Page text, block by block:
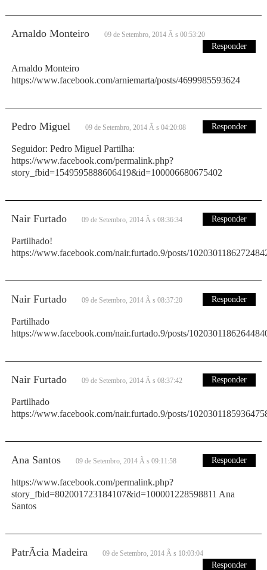
Arnaldo Monteiro 09 de Setembro, 2014 Ã s 00:53:20
Responder
Arnaldo Monteiro
https://www.facebook.com/arniemarta/posts/4699985593624
Pedro Miguel 09 de Setembro, 2014 Ã s 04:20:08 Responder
Seguidor: Pedro Miguel Partilha:
https://www.facebook.com/permalink.php?
story_fbid=1549595888606419&id=100006680675402
Nair Furtado 09 de Setembro, 2014 Ã s 08:36:34 Responder
Partilhado!
https://www.facebook.com/nair.furtado.9/posts/
Nair Furtado 09 de Setembro, 2014 Ã s 08:37:20 Responder
Partilhado
https://www.facebook.com/nair.furtado.9/posts/
Nair Furtado 09 de Setembro, 2014 Ã s 08:37:42 Responder
Partilhado
https://www.facebook.com/nair.furtado.9/posts/
Ana Santos 09 de Setembro, 2014 Ã s 09:11:58 Responder
https://www.facebook.com/permalink.php?
story_fbid=802001723184107&id=100001228598811 Ana
Santos
PatrÃ­cia Madeira 09 de Setembro, 2014 Ã s 10:03:04
Responder